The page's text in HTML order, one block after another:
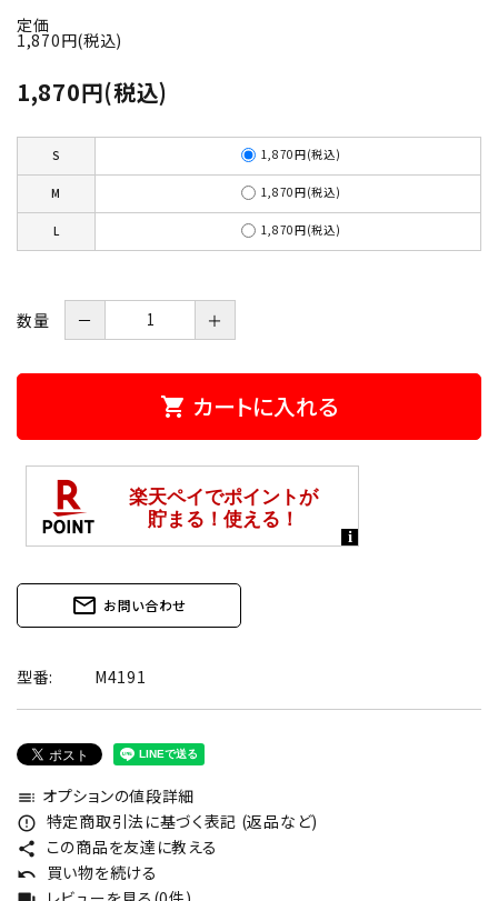
定価
1,870円(税込)
1,870円(税込)
S 1,870円(税込)
M 1,870円(税込)
L 1,870円(税込)
数量 － ＋
shopping_cart カートに入れる
mail_outline お問い合わせ
型番: M4191
toc オプションの値段詳細
error_outline 特定商取引法に基づく表記 (返品など)
share この商品を友達に教える
undo 買い物を続ける